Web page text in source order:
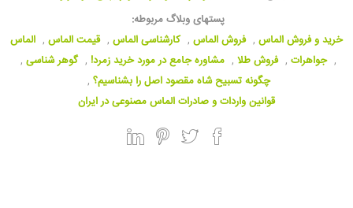
پستهای وبلاگ مربوطه:
خرید و فروش الماس , فروش الماس , کارشناسی الماس , قیمت الماس , الماس
, جواهرات , فروش طلا , مشاوره جامع در مورد خرید زمرد! , گوهر شناسی ,
چگونه تسبیح شاه مقصود اصل را بشناسیم؟ ,
قوانین واردات و صادرات الماس مصنوعی در ایران